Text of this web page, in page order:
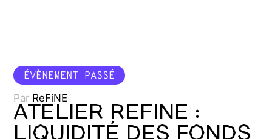
ÉVÈNEMENT PASSÉ
Par ReFiNE
ATELIER REFINE :
LIQUIDITÉ DES FONDS